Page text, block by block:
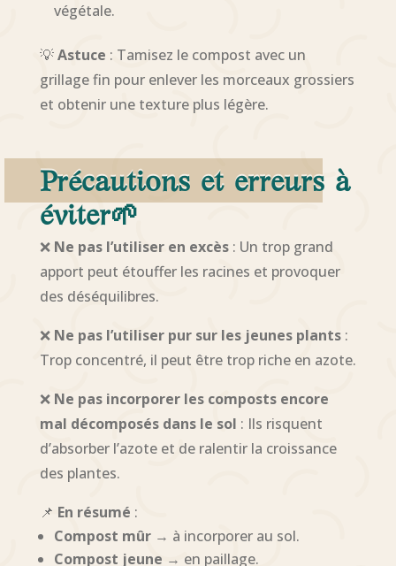
végétale.
💡Astuce : Tamisez le compost avec un
grillage fin pour enlever les morceaux grossiers
et obtenir une texture plus légère.
Précautions et erreurs à
éviter🌱
❌ Ne pas l’utiliser en excès: Un trop grand
apport peut étouffer les racines et provoquer
des déséquilibres.
❌ Ne pas l’utiliser pur sur les jeunes plants:
Trop concentré, il peut être trop riche en azote.
❌ Ne pas incorporer les composts encore
mal décomposés dans le sol : Ils risquent
d’absorber l’azote et de ralentir la croissance
des plantes.
📌 En résumé :
Compost mûr→ à incorporer au sol.
Compost jeune → en paillage.